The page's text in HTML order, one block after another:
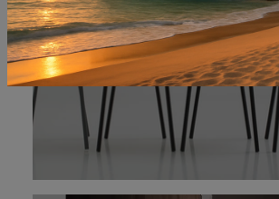
TATA YOUNG 4